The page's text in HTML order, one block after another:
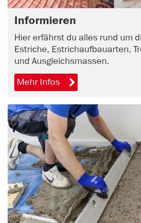
Informieren
Hier erfährst du alles rund um
Estriche, Estrichaufbauarten,
und Ausgleichsmassen.
Mehr Infos